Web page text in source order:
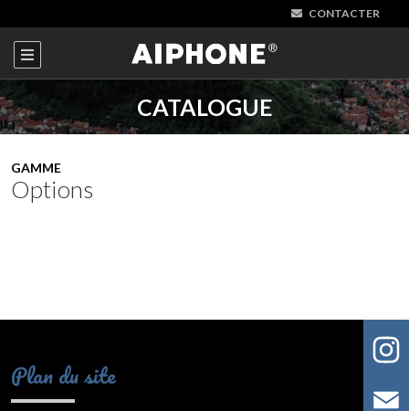
CONTACTER
CATALOGUE
GAMME
Options
Plan du site